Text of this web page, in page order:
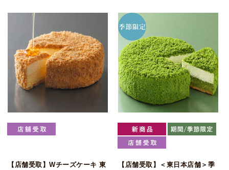
【店舗受取】Wチーズケーキ 東
【店舗受取】＜東日本店舗＞季